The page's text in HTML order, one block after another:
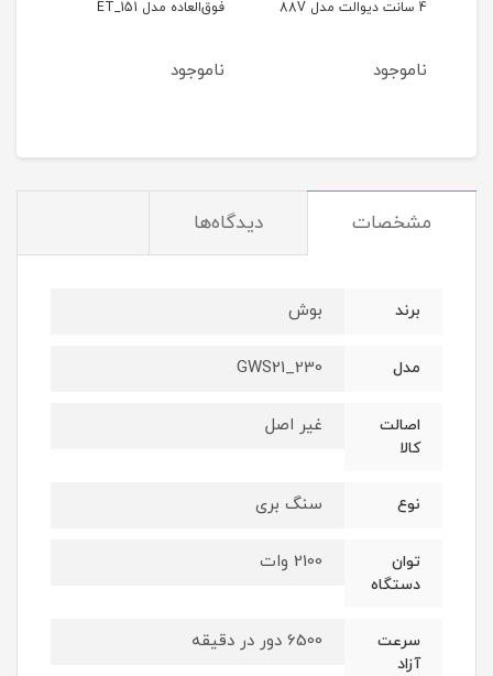
4 سانت دیوالت مدل 88V
ناموجود
فوق‌العاده مدل ET_151
ناموجود
مشخصات دیدگاه‌ها
برند بوش
مدل GWS21_230
اصالت
کالا
غیر اصل
نوع سنگ بری
توان
دستگاه
2100 وات
سرعت
آزاد
6500 دور در دقیقه